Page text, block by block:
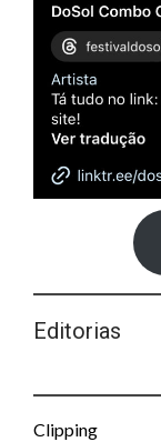
Editorias
Clipping